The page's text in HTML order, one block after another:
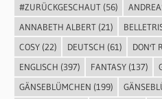
#ZURÜCKGESCHAUT(56)
ANNABETH ALBERT(21)
COSY(22) DEUTSCH (61) DON'T
ENGLISCH (397) FANTASY(137)
GÄNSEBLÜMCHEN (199)